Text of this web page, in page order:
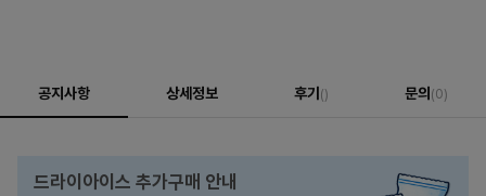
공지사항 상세정보 후기 () 문의 (0)
드라이아이스 추가구매 안내